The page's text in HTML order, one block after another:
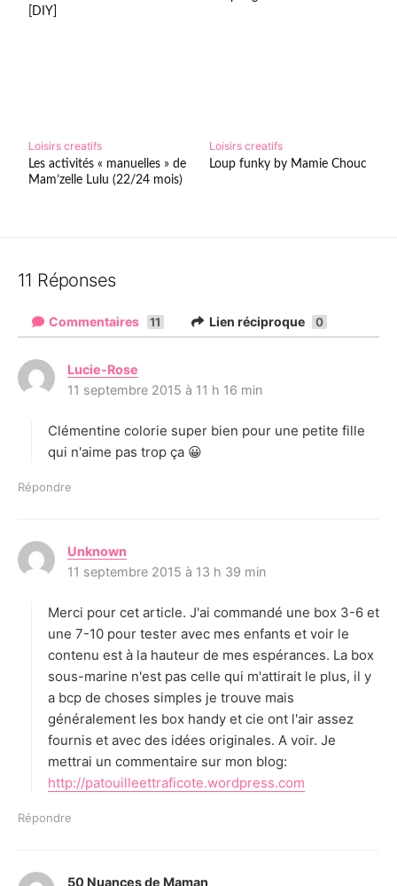
[DIY]
Loisirs creatifs
Les activités « manuelles » de
Mam’zelle Lulu (22/24 mois)
Loisirs creatifs
Loup funky by Mamie Chouc
11 Réponses
Commentaires 11 Lien réciproque 0
Lucie-Rose
i
:
11 septembre 2015 à 11 h 16 min
Clémentine colorie super bien pour une petite fille
qui n'aime pas trop ça 😀
Répondre
Unknown
i
:
11 septembre 2015 à 13 h 39 min
Merci pour cet article. J'ai commandé une box 3-6 et
une 7-10 pour tester avec mes enfants et voir le
contenu est à la hauteur de mes espérances. La box
sous-marine n'est pas celle qui m'attirait le plus, il y
a bcp de choses simples je trouve mais
généralement les box handy et cie ont l'air assez
fournis et avec des idées originales. A voir. Je
mettrai un commentaire sur mon blog:
http://patouilleettraficote.wordpress.com
Répondre
50 Nuances de Maman